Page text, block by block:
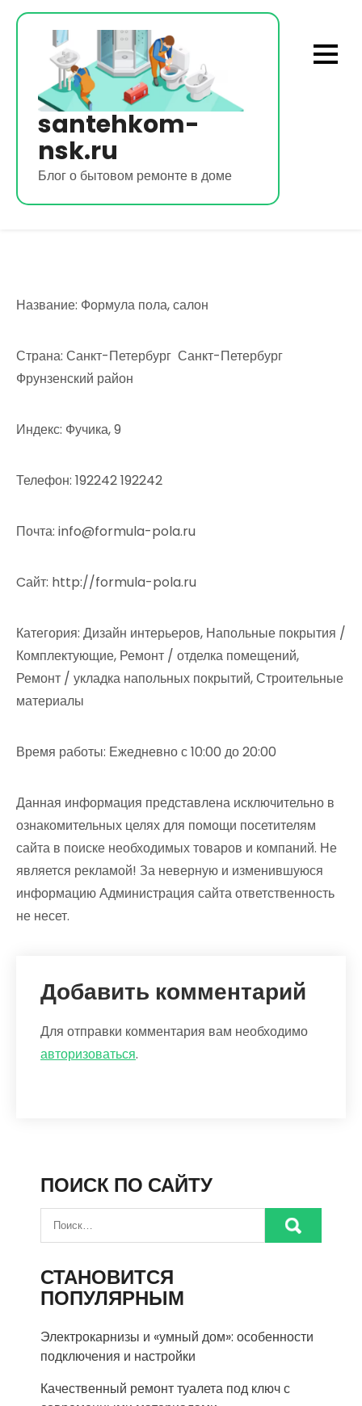
Перейти
содержимому
santehkom-
nsk.ru
Блог о бытовом ремонте в доме
Название: Формула пола, салон
Страна: Санкт-Петербург Санкт-Петербург
Фрунзенский район
Индекс: Фучика, 9
Телефон: 192242 192242
Почта: info@formula-pola.ru
Cайт: http://formula-pola.ru
Категория: Дизайн интерьеров, Напольные покрытия /
Комплектующие, Ремонт / отделка помещений,
Ремонт / укладка напольных покрытий, Строительные
материалы
Время работы: Ежедневно с 10:00 до 20:00
Данная информация представлена исключительно в
ознакомительных целях для помощи посетителям
сайта в поиске необходимых товаров и компаний. Не
является рекламой! За неверную и изменившуюся
информацию Администрация сайта ответственность
не несет.
Добавить комментарий
Для отправки комментария вам необходимо
авторизоваться.
ПОИСК ПО САЙТУ
СТАНОВИТСЯ
ПОПУЛЯРНЫМ
Электрокарнизы и «умный дом»: особенности
подключения и настройки
Качественный ремонт туалета под ключ с